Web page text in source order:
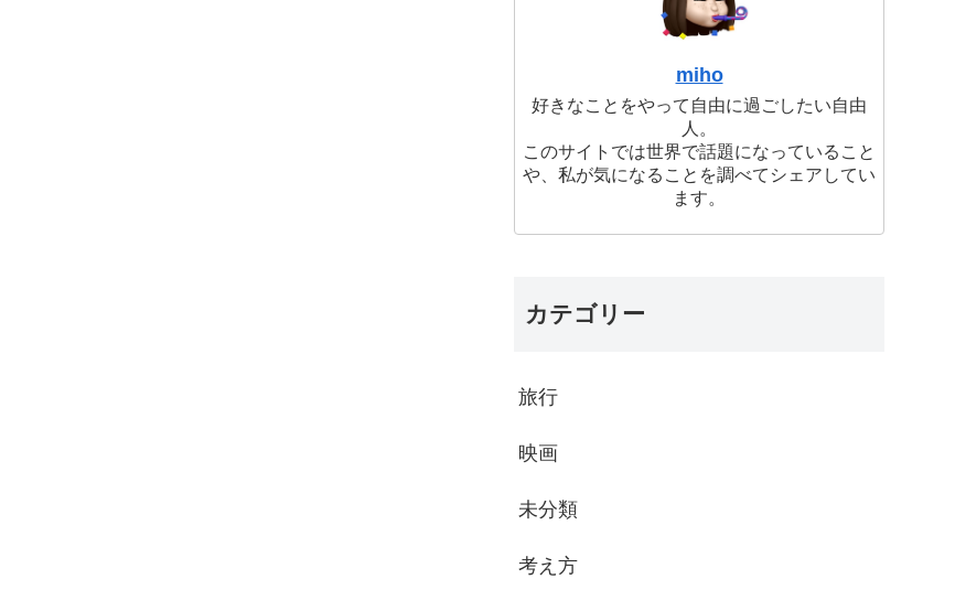
miho
好きなことをやって自由に過ごしたい自由
人。
このサイトでは世界で話題になっていること
や、私が気になることを調べてシェアしてい
ます。
カテゴリー
旅行
映画
未分類
考え方